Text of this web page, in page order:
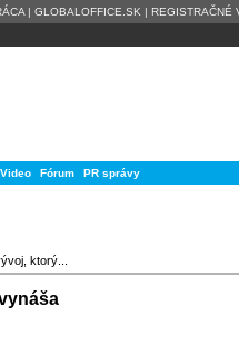
| GLOBALOFFICE.SK | REGISTRAČNÉ
Video Fórum PR správy
ktorý...